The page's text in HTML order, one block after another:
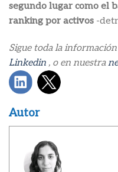
segundo lugar como el
ranking por activos -
Sigue toda la
Linkedin , o en nuestra
Autor